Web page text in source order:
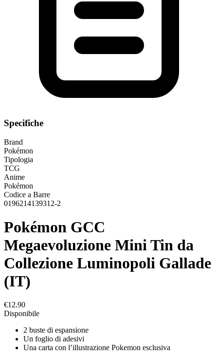
Specifiche
Brand
Pokémon
Tipologia
TCG
Anime
Pokémon
Codice a Barre
0196214139312-2
Pokémon GCC
Megaevoluzione Mini Tin da
Collezione Luminopoli Gallade
(IT)
€12.90
Disponibile
2 buste di espansione
Un foglio di adesivi
Una carta con l’illustrazione Pokemon esclusiva